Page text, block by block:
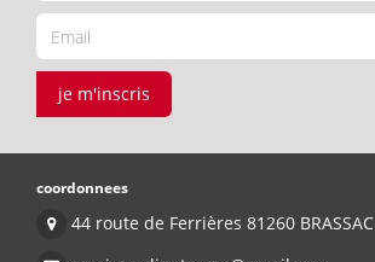
je m'inscris
coordonnees
44 route de Ferrières 81260 BRASSAC